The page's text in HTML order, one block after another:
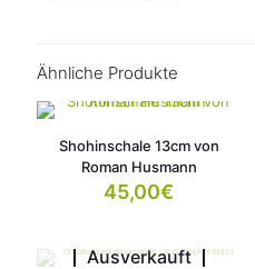
Ähnliche Produkte
Shohinschale 13cm von
Roman Husmann
45,00€
Ausverkauft